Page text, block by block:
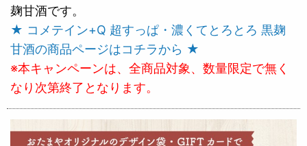
麹甘酒です。
★ コメテイン+Q 超すっぱ・濃くてとろとろ 黒麹
甘酒の商品ページはコチラから ★
※本キャンペーンは、全商品対象、数量限定で無く
なり次第終了となります。